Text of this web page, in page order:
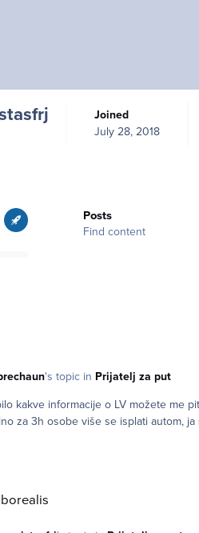
Joined
July 28, 2018
Posts
Find content
's topic in Prijatelj za put
kakve informacije o LV možete me
za 3h osobe više se isplati autom,